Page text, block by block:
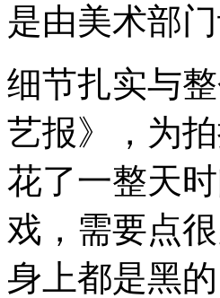
是由美术部
细节扎实与
艺报》，为
花了一整天
戏，需要点
身上都是黑